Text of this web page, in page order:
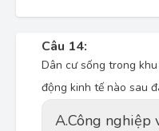
Câu 14:
Dân cư sống trong
động kinh tế nào sau
A.Công nghiệp